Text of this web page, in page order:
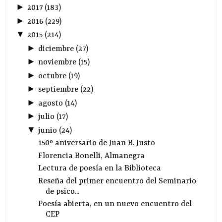
►2017(183)
► 2016 (229)
▼2015 (214)
► diciembre(27)
► noviembre(15)
► octubre(19)
► septiembre(22)
► agosto (14)
► julio (17)
▼ junio (24)
150º aniversario de Juan B. Justo
Florencia Bonelli, Almanegra
Lectura de poesía en la Biblioteca
Reseña del primer encuentro del Seminario
de psico...
Poesía abierta, en un nuevo encuentro del
CEP